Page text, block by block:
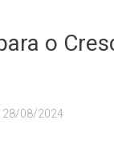
o
28/08/2024